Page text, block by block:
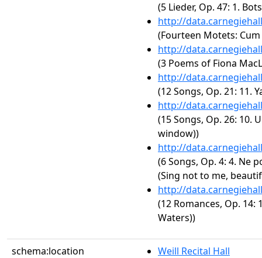
(5 Lieder, Op. 47: 1.
http://
(Fourteen Motets:
http://
(3 Poems of Fiona
http://
(12 Songs, Op. 21: 11.
http://
(15 Songs, Op. 26: 10.
window))
http://
(6 Songs, Op. 4: 4. Ne
(Sing not to me,
http://
(12 Romances, Op. 14:
Waters))
schema:location Weill Recital Hall